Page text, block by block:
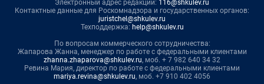
Электронный адрес редакции: 116@shkulev.ru
Контактные данные для Роскомнадзора и государственных органов:
juristchel@shkulev.ru
Техподдержка: help@shkulev.ru
По вопросам коммерческого сотрудничества:
Жапарова Жанна, менеджер по работе с федеральными клиентами
zhanna.zhaparova@shkulev.ru, моб. + 7 982 640 34 32
Ревина Мария, директор по работе с федеральными клиентами
mariya.revina@shkulev.ru, моб. +7 910 402 4056